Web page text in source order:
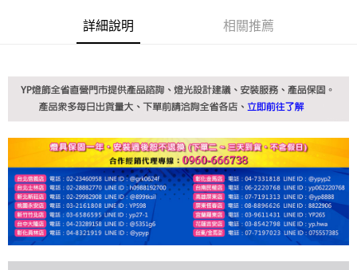
詳細說明 相關推薦